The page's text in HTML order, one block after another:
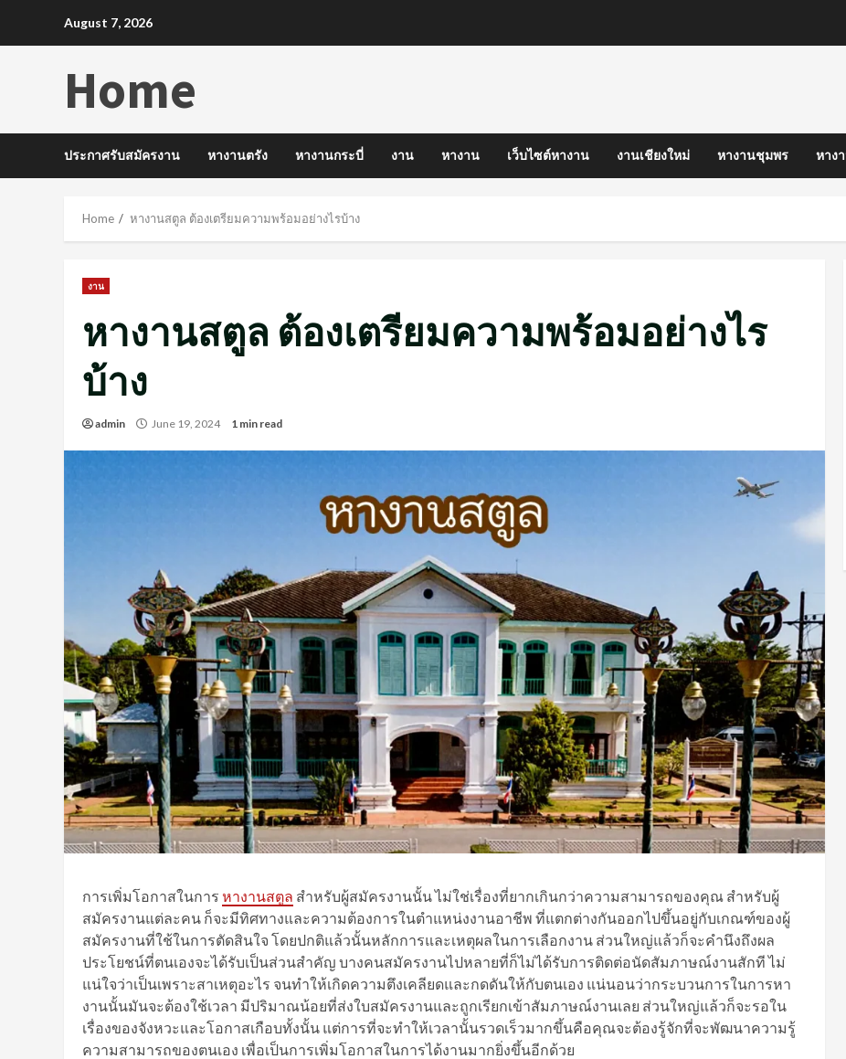
August 7, 2026
Home
ประกาศรับสมัครงาน หางานตรัง หางานกระบี่ งาน หางาน เว็บไซต์หางาน งานเชียงใหม่ หางานชุมพร หาง
Home หางานสตูล ต้องเตรียมความพร้อมอย่างไรบ้าง
งาน
หางานสตูล ต้องเตรียมความพร้อมอย่างไร
บ้าง
admin June 19, 2024 1 min read
การเพิ่มโอกาสในการ หางานสตูล สำหรับผู้สมัครงานนั้น ไม่ใช่เรื่องที่ยากเกินกว่าความสามารถของคุณ สำหรับผู้
สมัครงานแต่ละคน ก็จะมีทิศทางและความต้องการในตำแหน่งงานอาชีพ ที่แตกต่างกันออกไปขึ้นอยู่กับเกณฑ์ของผู้
สมัครงานที่ใช้ในการตัดสินใจ โดยปกติแล้วนั้นหลักการและเหตุผลในการเลือกงาน ส่วนใหญ่แล้วก็จะคำนึงถึงผล
ประโยชน์ที่ตนเองจะได้รับเป็นส่วนสำคัญ บางคนสมัครงานไปหลายที่ก็ไม่ได้รับการติดต่อนัดสัมภาษณ์งานสักที ไม่
แน่ใจว่าเป็นเพราะสาเหตุอะไร จนทำให้เกิดความตึงเคลียดและกดดันให้กับตนเอง แน่นอนว่ากระบวนการในการหา
งานนั้นมันจะต้องใช้เวลา มีปริมาณน้อยที่ส่งใบสมัครงานและถูกเรียกเข้าสัมภาษณ์งานเลย ส่วนใหญ่แล้วก็จะรอใน
เรื่องของจังหวะและโอกาสเกือบทั้งนั้น แต่การที่จะทำให้เวลานั้นรวดเร็วมากขึ้นคือคุณจะต้องรู้จักที่จะพัฒนาความรู้
ความสามารถของตนเอง เพื่อเป็นการเพิ่มโอกาสในการได้งานมากยิ่งขึ้นอีกด้วย